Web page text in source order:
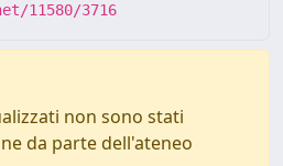
11580/3716
non sono stati
da parte dell'ateneo